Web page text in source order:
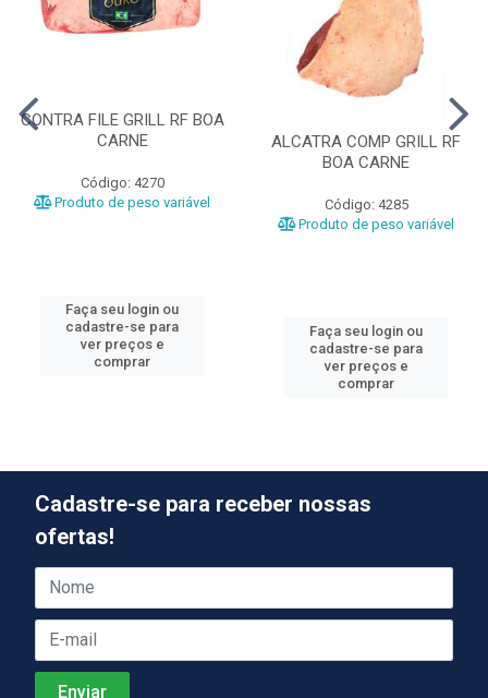
CONTRA FILE GRILL RF BOA
CARNE
Código: 4270
Produto de peso variável
Faça seu login ou
cadastre-se para
ver preços e
comprar
ALCATRA COMP GRILL RF
BOA CARNE
Código: 4285
Produto de peso variável
Faça seu login ou
cadastre-se para
ver preços e
comprar
Cadastre-se para receber nossas
ofertas!